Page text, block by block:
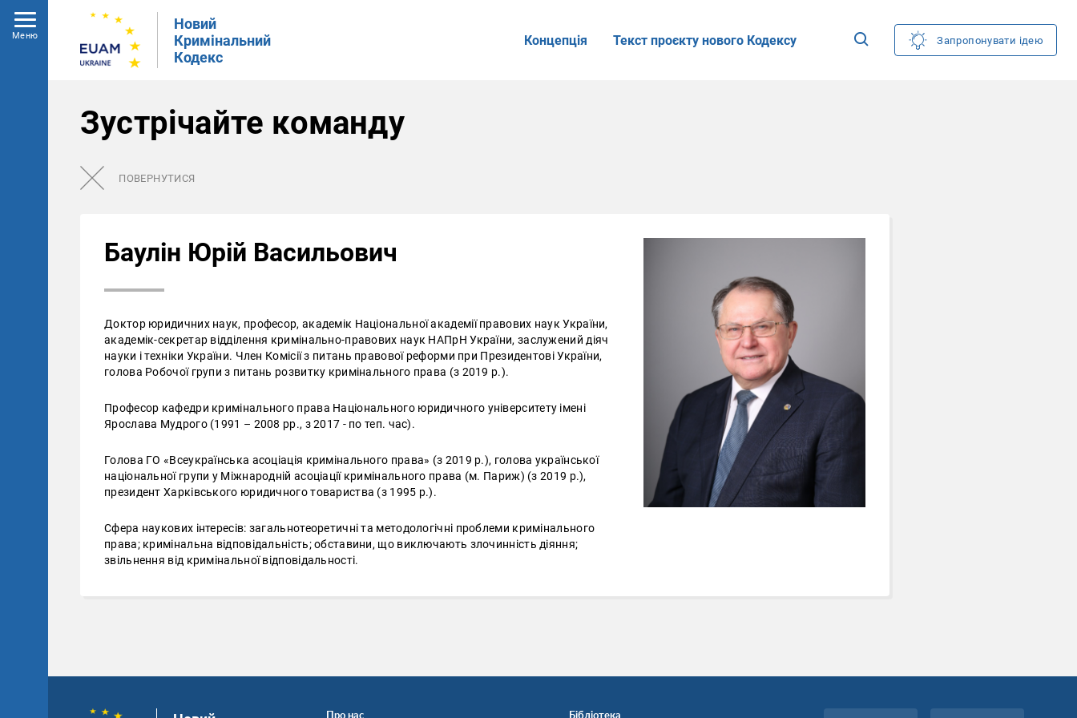
Новий
Кримінальний
Кодекс
Концепція Текст проєкту нового Кодексу Запропонувати ідею
Зустрічайте команду
ПОВЕРНУТИСЯ
Баулін Юрій Васильович
Доктор юридичних наук, професор, академік Національної академії правових наук України,
академік-секретар відділення кримінально-правових наук НАПрН України, заслужений діяч
науки і техніки України. Член Комісії з питань правової реформи при Президентові України,
голова Робочої групи з питань розвитку кримінального права (з 2019 р.).
Професор кафедри кримінального права Національного юридичного університету імені
Ярослава Мудрого (1991 – 2008 рр., з 2017 - по теп. час).
Голова ГО «Всеукраїнська асоціація кримінального права» (з 2019 р.), голова української
національної групи у Міжнародній асоціації кримінального права (м. Париж) (з 2019 р.),
президент Харківського юридичного товариства (з 1995 р.).
Сфера наукових інтересів: загальнотеоретичні та методологічні проблеми кримінального
права; кримінальна відповідальність; обставини, що виключають злочинність діяння;
звільнення від кримінальної відповідальності.
Меню
Про нас Бібліотека